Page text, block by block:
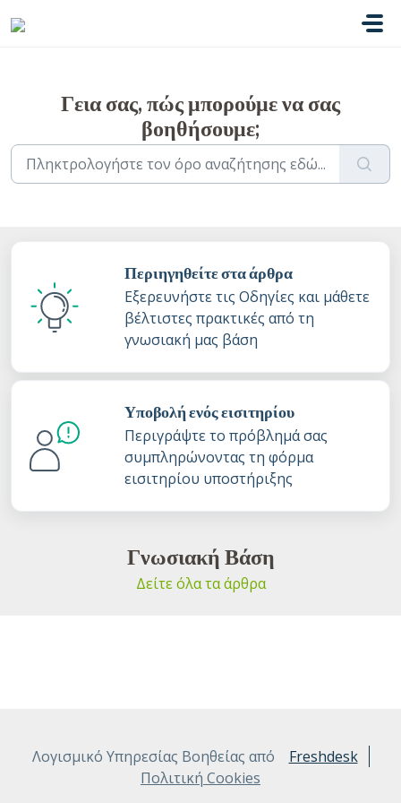
Γεια σας, πώς μπορούμε να σας
βοηθήσουμε;
Περιηγηθείτε στα άρθρα
Εξερευνήστε τις Οδηγίες και μάθετε
βέλτιστες πρακτικές από τη
γνωσιακή μας βάση
Υποβολή ενός εισιτηρίου
Περιγράψτε το πρόβλημά σας
συμπληρώνοντας τη φόρμα
εισιτηρίου υποστήριξης
Γνωσιακή Βάση
Δείτε όλα τα άρθρα
Λογισμικό Υπηρεσίας Βοηθείας από
Freshdesk
Πολιτική Cookies